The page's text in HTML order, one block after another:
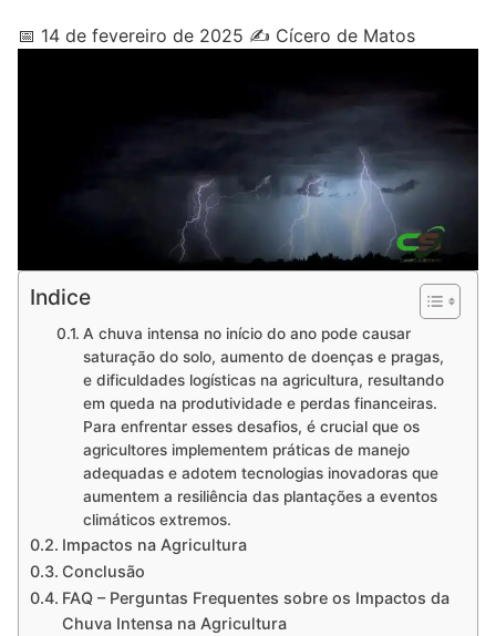
📅 14 de fevereiro de 2025 ✍️ Cícero de Matos
Indice
A chuva intensa no início do ano pode causar
saturação do solo, aumento de doenças e pragas,
e dificuldades logísticas na agricultura, resultando
em queda na produtividade e perdas financeiras.
Para enfrentar esses desafios, é crucial que os
agricultores implementem práticas de manejo
adequadas e adotem tecnologias inovadoras que
aumentem a resiliência das plantações a eventos
climáticos extremos.
Impactos na Agricultura
Conclusão
FAQ – Perguntas Frequentes sobre os Impactos da
Chuva Intensa na Agricultura